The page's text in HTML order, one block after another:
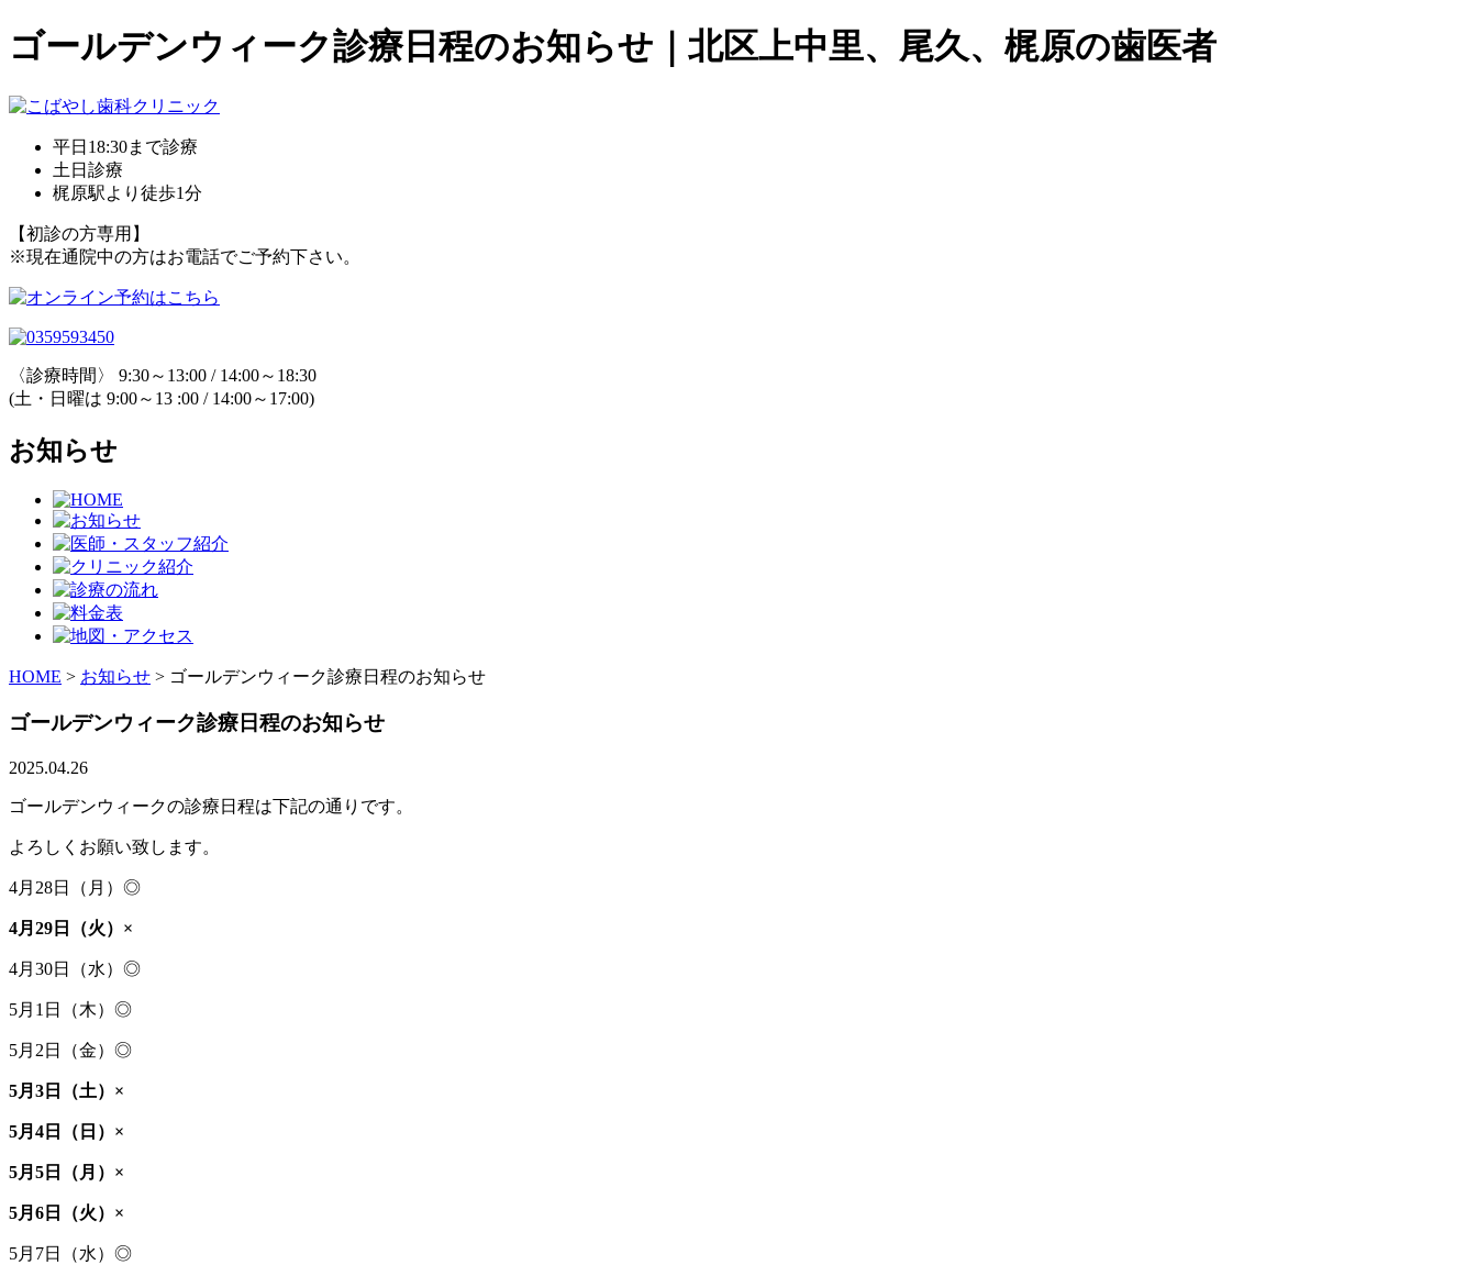
ゴールデンウィーク診療日程のお知らせ｜北区上中里、尾久、梶原の歯医者
平日18:30まで診療
土日診療
梶原駅より徒歩1分
【初診の方専用】
※現在通院中の方はお電話でご予約下さい。
〈診療時間〉 9:30～13:00 / 14:00～18:30
(土・日曜は 9:00～13 :00 / 14:00～17:00)
お知らせ
HOME > お知らせ > ゴールデンウィーク診療日程のお知らせ
ゴールデンウィーク診療日程のお知らせ
2025.04.26
ゴールデンウィークの診療日程は下記の通りです。
よろしくお願い致します。
4月28日（月）◎
4月29日（火）×
4月30日（水）◎
5月1日（木）◎
5月2日（金）◎
5月3日（土）×
5月4日（日）×
5月5日（月）×
5月6日（火）×
5月7日（水）◎